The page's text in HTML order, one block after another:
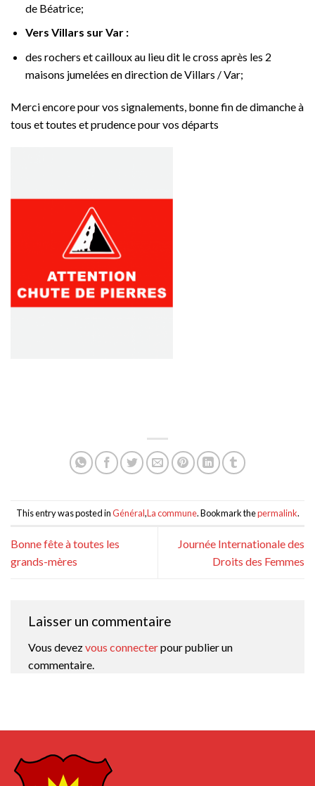
de Béatrice;
Vers Villars sur Var :
des rochers et cailloux au lieu dit le cross après les 2
maisons jumelées en direction de Villars / Var;
Merci encore pour vos signalements, bonne fin de dimanche à
tous et toutes et prudence pour vos départs
This entry was posted inGénéral,La commune. Bookmark thepermalink.
Bonne fête à toutes les
grands-mères
Journée Internationale des
Droits des Femmes
Laisser un commentaire
Vous devezvous connecterpour publier un
commentaire.